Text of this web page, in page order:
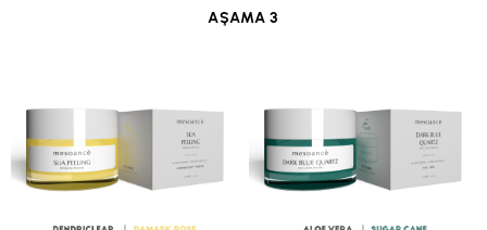
AŞAMA 3